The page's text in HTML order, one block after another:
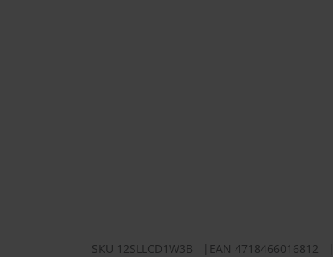
SKU 12SLLCD1W3B EAN 4718466016812